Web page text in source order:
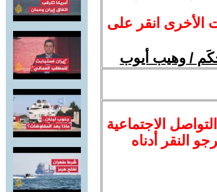
الأخرى انقر على
/ وهيب أيوب
الاجتماعية
النقر أدناه